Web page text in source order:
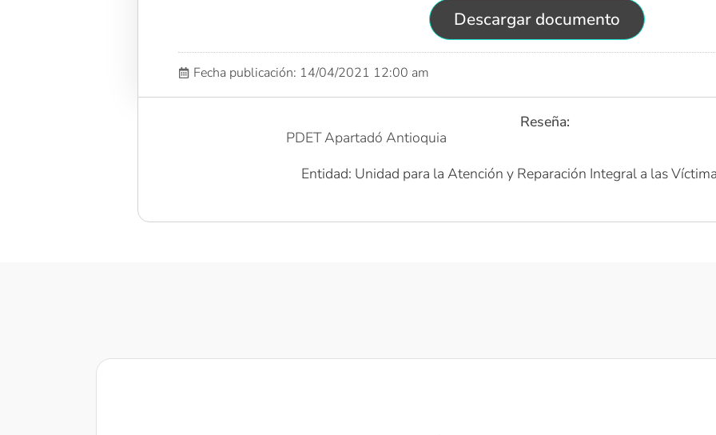
Descargar documento
Fecha publicación: 14/04/2021 12:00 am
Reseña:
PDET Apartadó Antioquia
Entidad: Unidad para la Atención y Reparación Integral a las